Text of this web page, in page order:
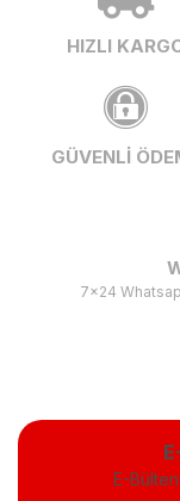
HIZLI
GÜVENLİ
7x24
E-